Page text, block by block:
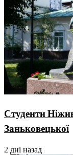
Студенти
Заньковецької
2 дні назад